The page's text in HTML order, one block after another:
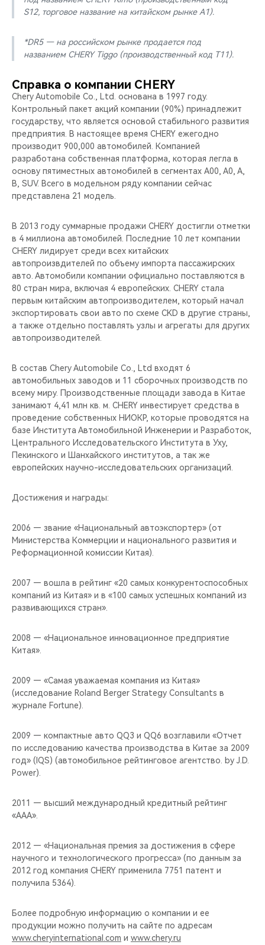
S12, торговое название на китайском рынке A1).
*DR5 — на российском рынке продается под
названием CHERY Tiggo (производственный код Т11).
Справка о компании CHERY
Chery Automobile Co., Ltd. основана в 1997 году.
Контрольный пакет акций компании (90%) принадлежит
государству, что является основой стабильного развития
предприятия. В настоящее время CHERY ежегодно
производит 900,000 автомобилей. Компанией
разработана собственная платформа, которая легла в
основу пятиместных автомобилей в сегментах A00, A0, A,
B, SUV. Всего в модельном ряду компании сейчас
представлена 21 модель.
В 2013 году суммарные продажи CHERY достигли отметки
в 4 миллиона автомобилей. Последние 10 лет компании
CHERY лидирует среди всех китайских
автопроизвдителей по объему импорта пассажирских
авто. Автомобили компании официально поставляются в
80 стран мира, включая 4 европейских. CHERY стала
первым китайским автопроизводителем, который начал
экспортировать свои авто по схеме CKD в другие страны,
а также отдельно поставлять узлы и агрегаты для других
автопроизводителей.
В состав Chery Automobile Co., Ltd входят 6
автомобильных заводов и 11 сборочных производств по
всему миру. Производственные площади завода в Китае
занимают 4,41 млн кв. м. CHERY инвестирует средства в
проведение собственных НИОКР, которые проводятся на
базе Института Автомобильной Инженерии и Разработок,
Центрального Исследовательского Института в Уху,
Пекинского и Шанхайского институтов, а так же
европейских научно-исследовательских организаций.
Достижения и награды:
2006 — звание «Национальный автоэкспортер» (от
Министерства Коммерции и национального развития и
Реформационной комиссии Китая).
2007 — вошла в рейтинг «20 самых конкурентоспособных
компаний из Китая» и в «100 самых успешных компаний из
развивающихся стран».
2008 — «Национальное инновационное предприятие
Китая».
2009 — «Самая уважаемая компания из Китая»
(исследование Roland Berger Strategy Consultants в
журнале Fortune).
2009 — компактные авто QQ3 и QQ6 возглавили «Отчет
по исследованию качества производства в Китае за 2009
год» (IQS) (автомобильное рейтинговое агентство. by J.D.
Power).
2011 — высший международный кредитный рейтинг
«ААА».
2012 — «Национальная премия за достижения в сфере
научного и технологического прогресса» (по данным за
2012 год компания CHERY применила 7751 патент и
получила 5364).
Более подробную информацию о компании и ее
продукции можно получить на сайте по адресам
www.cheryinternational.com и www.chery.ru